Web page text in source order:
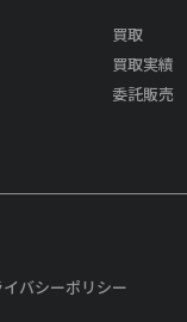
買取
買取実績
委託販売
イバシーポリシー